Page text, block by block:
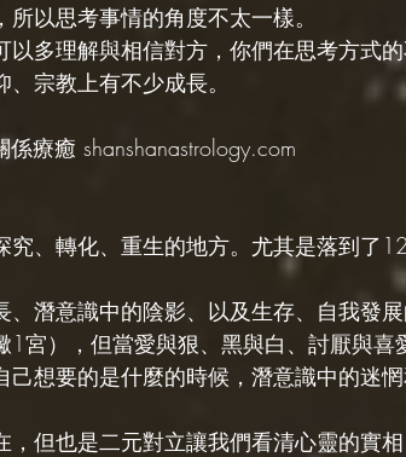
以思考事情的角度不太一樣。
多理解與相信對方，你們在思考方式
宗教上有不少成長。
療癒 shanshanastrology.com
究、轉化、重生的地方。尤其是落到了
潛意識中的陰影、以及生存、自我發
1宮），但當愛與狠、黑與白、討厭與喜
己想要的是什麼的時候，潛意識中的迷
但也是二元對立讓我們看清心靈的實